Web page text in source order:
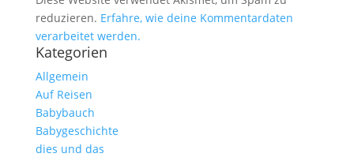
reduzieren. Erfahre, wie deine Kommentardaten
verarbeitet werden.
Kategorien
Allgemein
Auf Reisen
Babybauch
Babygeschichte
dies und das